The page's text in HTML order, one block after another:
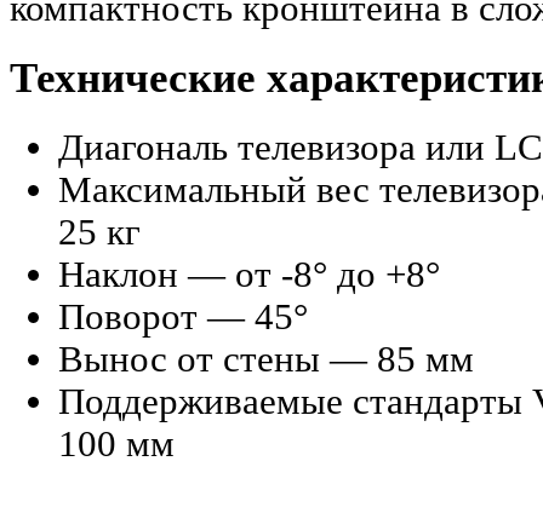
компактность кронштейна в
Технические
Диагональ телевизора или
Максимальный вес
25 кг
Наклон — от -8° до +8°
Поворот — 45°
Вынос от стены — 85 мм
Поддерживаемые
100 мм